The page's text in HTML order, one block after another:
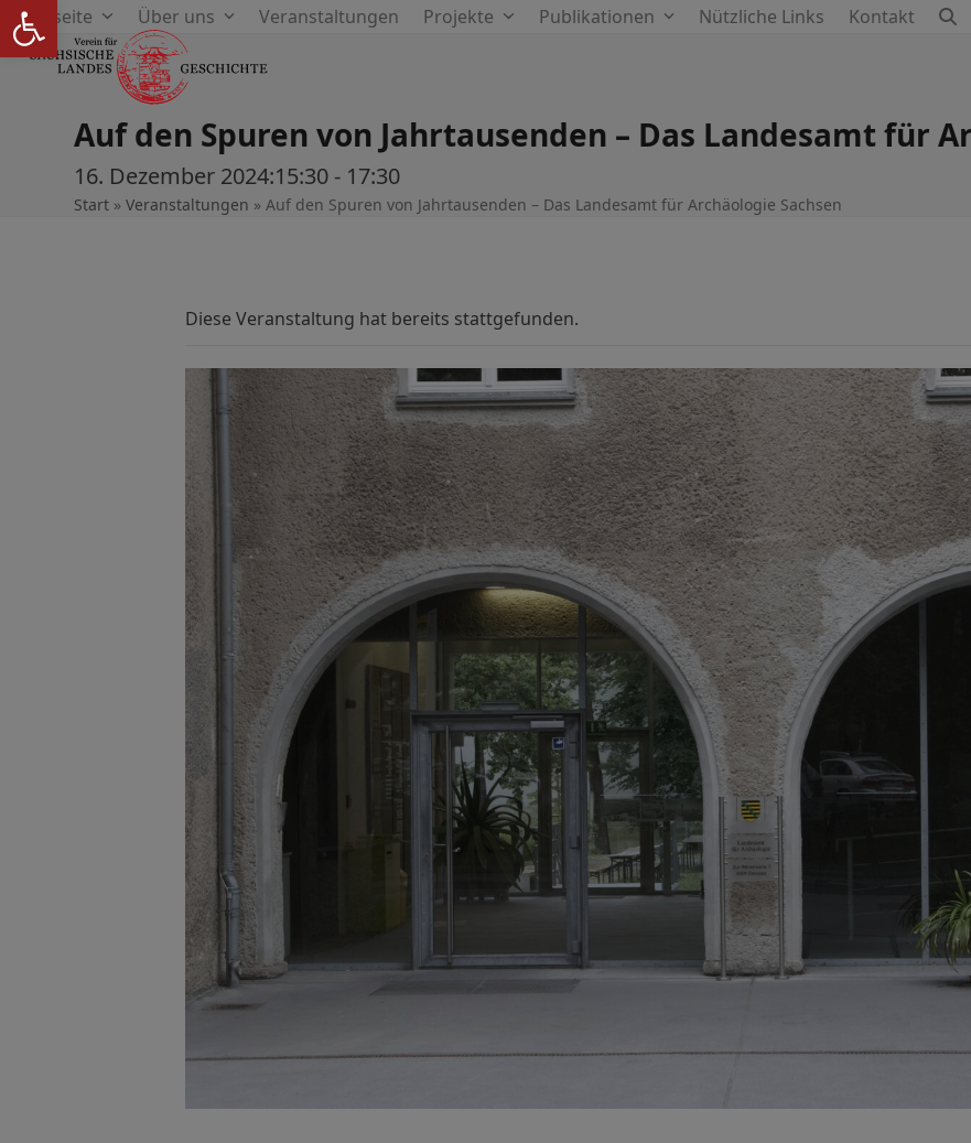
Skip
to
content
Startseite Über uns Veranstaltungen Projekte Publikationen Nützliche Links Kontakt
Auf den Spuren von Jahrtausenden – Das Landesamt für
16. Dezember 2024:15:30 - 17:30
Start »Veranstaltungen »Auf den Spuren von Jahrtausenden – Das Landesamt für Archäologie Sachsen
Diese Veranstaltung hat bereits stattgefunden.